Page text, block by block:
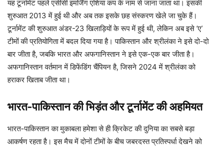
यह टूर्नामेंट पहले एसीसी इमर्जिंग एशिया कप के नाम से जाना जाता था। इसकी
शुरुआत 2013 में हुई थी और अब तक इसके छह संस्करण खेले जा चुके हैं।
टूर्नामेंट की शुरुआत अंडर-23 खिलाड़ियों के रूप में हुई थी, लेकिन अब इसे ‘ए’
टीमों की प्रतियोगिता में बदल दिया गया है। पाकिस्तान और श्रीलंका ने इसे दो-दो
बार जीता है, जबकि भारत और अफगानिस्तान ने इसे एक-एक बार जीता है।
अफगानिस्तान वर्तमान में डिफेंडिंग चैंपियन है, जिसने 2024 में श्रीलंका को
हराकर खिताब जीता था।
भारत-पाकिस्तान की भिड़ंत और टूर्नामेंट की अहमियत
भारत-पाकिस्तान का मुकाबला हमेशा से ही क्रिकेट की दुनिया का सबसे बड़ा
आकर्षण रहता है। इस मैच में दोनों टीमों के बीच जबरदस्त प्रतिस्पर्धा देखने को